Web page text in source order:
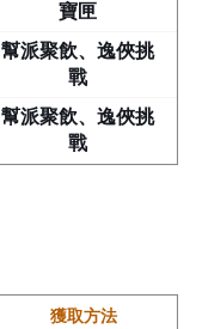
寶匣
幫派聚飲、逸俠挑
戰
幫派聚飲、逸俠挑
戰
獲取方法